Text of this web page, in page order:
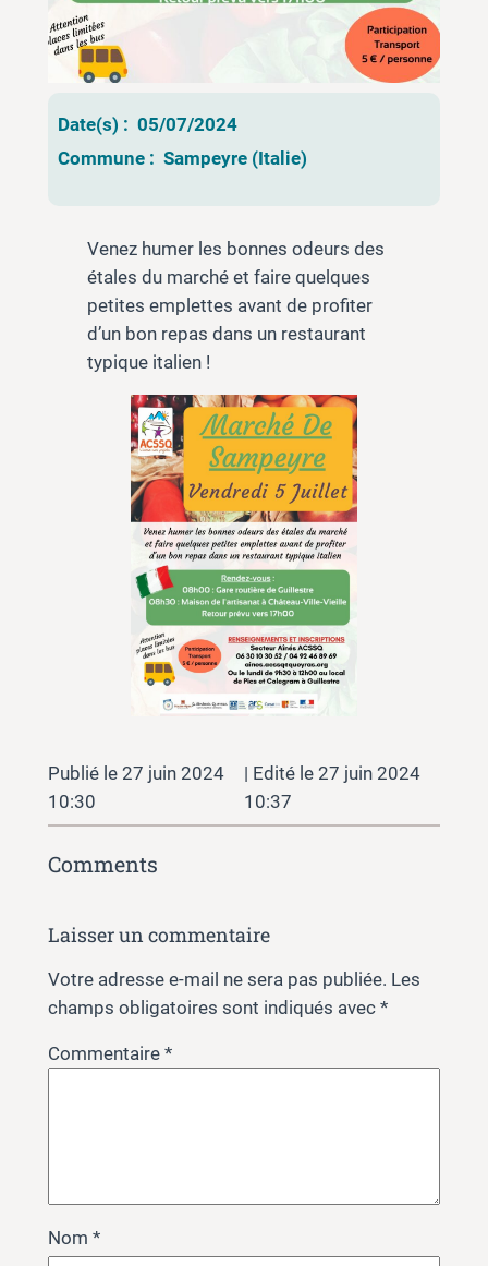
Date(s) : 05/07/2024
Commune : Sampeyre (Italie)
Venez humer les bonnes odeurs des
étales du marché et faire quelques
petites emplettes avant de profiter
d’un bon repas dans un restaurant
typique italien !
27 juin 2024
10:30
27 juin 2024
10:37
Comments
Laisser un commentaire
Votre adresse e-mail ne sera pas publiée. Les
champs obligatoires sont indiqués avec *
Commentaire *
Nom *